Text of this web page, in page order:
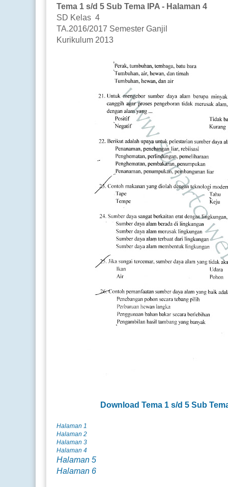
Tema 1 s/d 5 Sub Tema IPA - Halaman 4
SD Kelas 4
TA.2016/2017 Semester Ganjil
Kurikulum 2013
DownloadTema 1 s/d 5 Sub
Halaman 1
Halaman 2
Halaman 3
Halaman 4
Halaman 5
Halaman 6